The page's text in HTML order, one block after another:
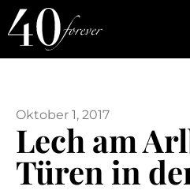
Oktober 1, 2017
Lech am
Türen in